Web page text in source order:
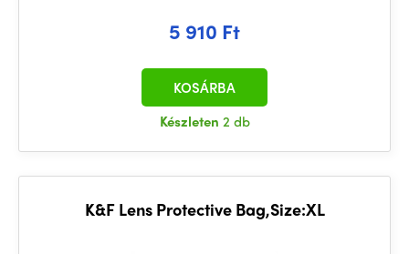
5 910 Ft
Készleten 2 db
KOSÁRBA
K&F Lens Protective Bag,Size:XL